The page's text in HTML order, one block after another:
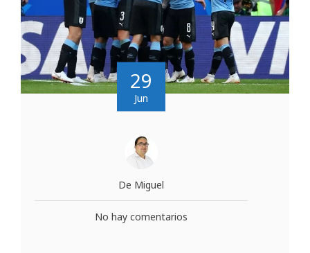
29
Jun
De Miguel
No hay comentarios